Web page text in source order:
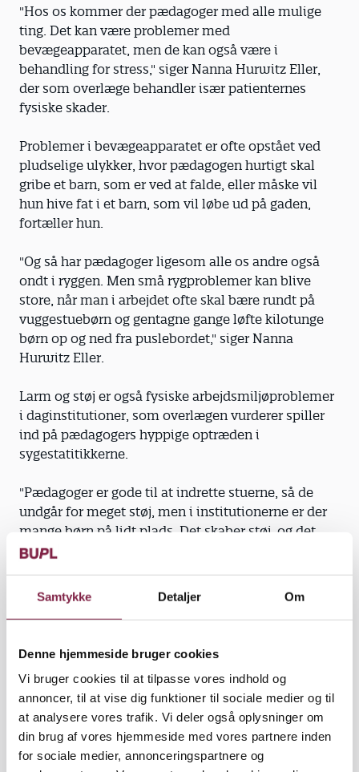
Samtykke Detaljer Om
Denne hjemmeside bruger cookies
Vi bruger cookies til at tilpasse vores indhold og
annoncer, til at vise dig funktioner til sociale medier og til
at analysere vores trafik. Vi deler også oplysninger om
din brug af vores hjemmeside med vores partnere inden
for sociale medier, annonceringspartnere og
"Hos os kommer der pædagoger med alle mulige
ting. Det kan være problemer med
bevægeapparatet, men de kan også være i
behandling for stress," siger Nanna Hurwitz Eller,
der som overlæge behandler især patienternes
fysiske skader.
Problemer i bevægeapparatet er ofte opstået ved
pludselige ulykker, hvor pædagogen hurtigt skal
gribe et barn, som er ved at falde, eller måske vil
hun hive fat i et barn, som vil løbe ud på gaden,
fortæller hun.
"Og så har pædagoger ligesom alle os andre også
ondt i ryggen. Men små rygproblemer kan blive
store, når man i arbejdet ofte skal bære rundt på
vuggestuebørn og gentagne gange løfte kilotunge
børn op og ned fra puslebordet," siger Nanna
Hurwitz Eller.
Larm og støj er også fysiske arbejdsmiljøproblemer
i daginstitutioner, som overlægen vurderer spiller
ind på pædagogers hyppige optræden i
sygestatitikkerne.
"Pædagoger er gode til at indrette stuerne, så de
undgår for meget støj, men i institutionerne er der
mange børn på lidt plads. Det skaber støj, og det
stresser at være i støj. Det er svært at påvise en
Det er ikke sådan, at man kan sige, at pædagoger
dør et år eller to før andre, men jeg tror, der er en
Nervøsitet og søvnbesvær. Krop og psyke hænger
sammen, og David Glasscock, der er
arbejdspsykolog på Arbejdsmedicinsk Klinik på
Regionshospitalet Herning, oplever, ligesom Nanna